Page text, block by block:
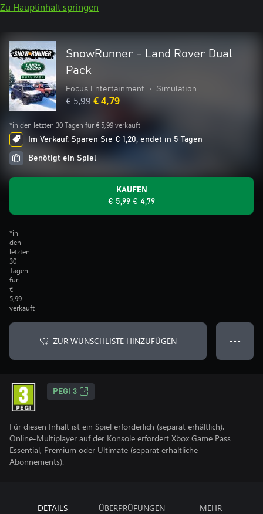
Zu Hauptinhalt springen
SnowRunner - Land Rover Dual
Pack
Focus Entertainment • Simulation
€ 5,99€ 4,79
*in den letzten 30 Tagen für € 5,99 verkauft
Im Verkauf: Sparen Sie € 1,20, endet in 5 Tagen
Benötigt ein Spiel
KAUFEN
€ 5,99 € 4,79
*in
den
letzten
30
Tagen
für
€
5,99
verkauft
ZUR WUNSCHLISTE HINZUFÜGEN ● ● ●
PEGI 3
Für diesen Inhalt ist ein Spiel erforderlich (separat erhältlich).
Online-Multiplayer auf der Konsole erfordert Xbox Game Pass
Essential, Premium oder Ultimate (separat erhältliche
Abonnements).
DETAILS ÜBERPRÜFUNGEN MEHR